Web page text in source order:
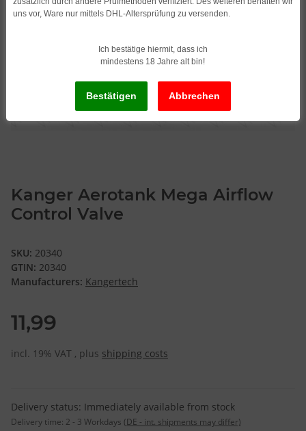
Kanger Aerotank Mega Airflow
Control Valve
SKU: 20340
GTIN: 20340
Manufacturers: Kangertech
11,99
incl. 19% VAT , plus shipping costs
Delivery status: Immediately available from stock
Delivery time: 2 - 3 Workdays (DE - int. shipments may differ)
uns vor, Ware nur mittels DHL-Altersprüfung zu versenden.
Ich bestätige hiermit, dass ich
mindestens 18 Jahre alt bin!